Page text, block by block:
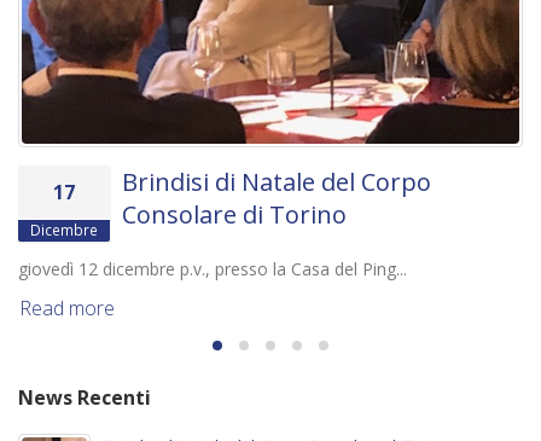
17
Dicembre
Brindisi di Natale del Corpo
Consolare di Torino
giovedì 12 dicembre p.v., presso la Casa del Ping...
Read more
News Recenti